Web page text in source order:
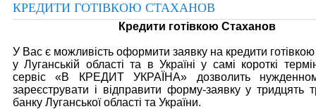
КРЕДИТИ ГОТІВКОЮ СТАХАНОВ
Кредити готівкою Стаханов
У Вас є можливість оформити заявку на кредити
у Луганській області та в Україні у самі короткі
сервіс «В КРЕДИТ УКРАЇНА» дозволить
зареєструвати і відправити форму-заявку у тридцять
банку Луганської області та України.